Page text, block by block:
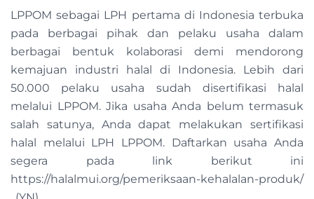
LPPOM sebagai LPH pertama di Indonesia terbuka
pada berbagai pihak dan pelaku usaha dalam
berbagai bentuk kolaborasi demi mendorong
kemajuan industri halal di Indonesia. Lebih dari
50.000 pelaku usaha sudah disertifikasi halal
melalui LPPOM. Jika usaha Anda belum termasuk
salah satunya, Anda dapat melakukan sertifikasi
halal melalui LPH LPPOM. Daftarkan usaha Anda
segera pada link berikut ini
https://halalmui.org/pemeriksaan-kehalalan-produk/